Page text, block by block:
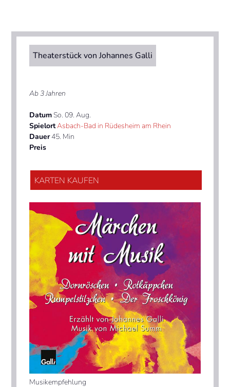
Theaterstück von Johannes Galli
Ab 3 Jahren
DatumSo. 09. Aug.
SpielortAsbach-Bad in Rüdesheim am Rhein
Dauer45. Min
Preis
KARTEN KAUFEN
Musikempfehlung